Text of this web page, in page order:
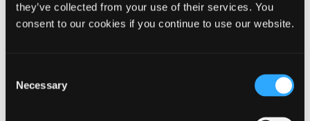
they’ve collected from your use of their services. You
consent to our cookies if you continue to use our website.
Selection
Necessary
Ejstrupholm Bibliotek
Gl. Kongevej 97